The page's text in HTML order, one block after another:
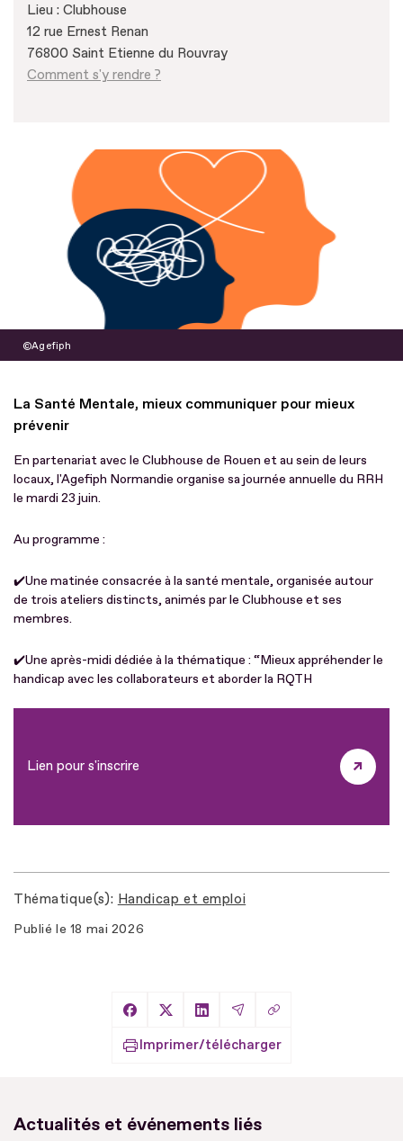
Lieu : Clubhouse
12 rue Ernest Renan
76800 Saint Etienne du Rouvray
Comment s'y rendre ?
Agefiph
La Santé Mentale, mieux communiquer pour mieux
prévenir
En partenariat avec le Clubhouse de Rouen et au sein de leurs
locaux, l'Agefiph Normandie organise sa journée annuelle du RRH
le mardi 23 juin.
Au programme :
✔️Une matinée consacrée à la santé mentale, organisée autour
de trois ateliers distincts, animés par le Clubhouse et ses
membres.
✔️Une après-midi dédiée à la thématique : “Mieux appréhender le
handicap avec les collaborateurs et aborder la RQTH
Lien pour s'inscrire
Thématique(s) Handicap et emploi
Publié le 18 mai 2026
Partager sur Facebook
Partager sur X
Partager sur LinkedIn
Partager par Email
Copier le lien
Imprimer/télécharger
Actualités et événements liés